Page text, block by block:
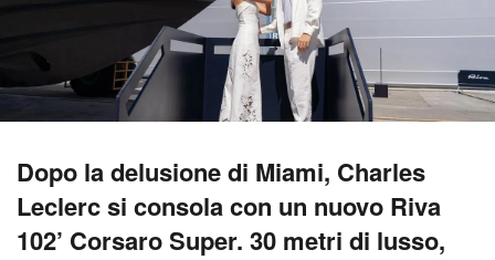
Dopo la delusione di Miami, Charles
Leclerc si consola con un nuovo Riva
102’ Corsaro Super. 30 metri di lusso,